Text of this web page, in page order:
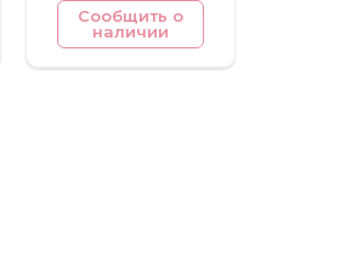
Сообщить о
наличии